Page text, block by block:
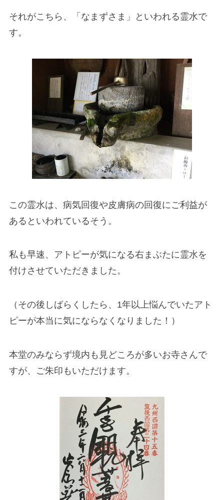
それがこちら、「なまずさま」といわれる霊水で
す。
この霊水は、病気回復や皮膚病の回復にご利益が
あるといわれているそう。
私も早速、アトピーが気になる右まぶたに霊水を
付けさせていただきました。
（その後しばらくしたら、1年以上悩んでいたアト
ピーが本当に気にならなくなりました！）
本堂のみならず境内も見どころが多いお寺さんで
すが、ご朱印もいただけます。